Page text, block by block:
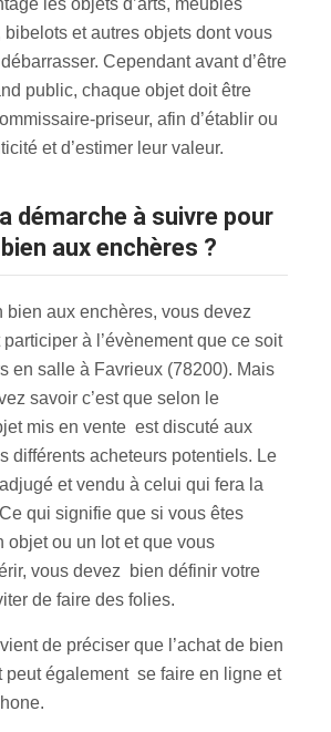
et autres objets dont vous
Cependant avant d’être
public, chaque objet doit être
priseur, afin d’établir ou
et d’estimer leur valeur.
aux enchères ?
bien aux enchères, vous devez
à l’évènement que ce soit
en salle à Favrieux (78200). Mais
savoir c’est que selon le
mis en vente est discuté aux
différents acheteurs potentiels. Le
et vendu à celui qui fera la
qui signifie que si vous êtes
objet ou un lot et que vous
vous devez bien définir votre
de faire des folies.
de préciser que l’achat de bien
peut également se faire en ligne et